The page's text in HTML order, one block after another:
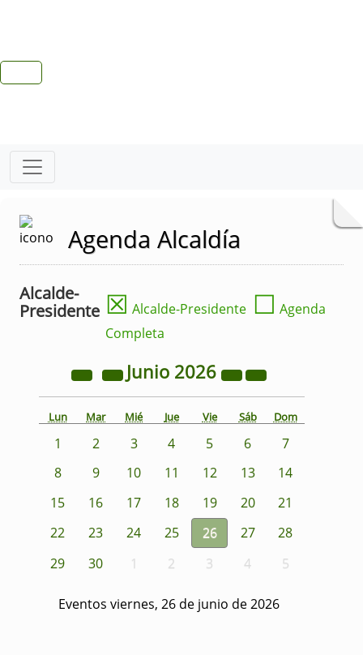
Agenda Alcaldía
Alcalde-
Presidente ☒ Alcalde-Presidente ☐ Agenda
Completa
Junio 2026
Lun Mar Mié Jue Vie Sáb Dom
1 2 3 4 5 6
7
8
9 10 11 12 13
14
15
16 17 18 19 20
21
22
23 24 25 26 27
28
29
30 1 2 3 4 5
Eventos viernes, 26 de junio de 2026